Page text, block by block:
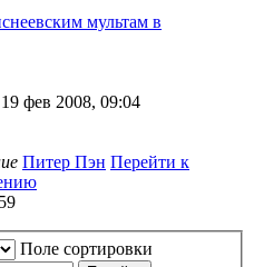
мультам в
фев 2008, 09:04
Питер Пэн Перейти к
Поле сортировки